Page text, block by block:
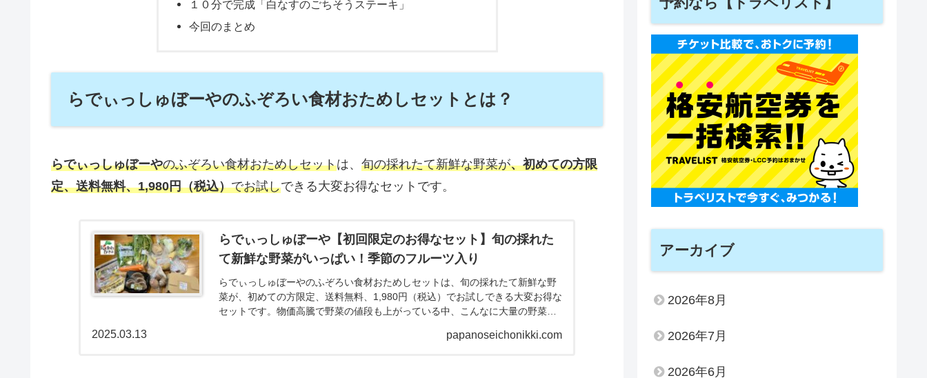
１０分で完成「白なすのごちそうステーキ」
今回のまとめ
らでぃっしゅぼーやのふぞろい食材おためしセットとは？
らでぃっしゅぼーやのふぞろい食材おためしセットは、 旬の採れたて新鮮な野菜が、初めての方限
定、送料無料、1,980円（税込）でお試しできる大変お得なセットです。
らでぃっしゅぼーや【初回限定のお得なセット】旬の採れた
て新鮮な野菜がいっぱい！季節のフルーツ入り
らでぃっしゅぼーやのふぞろい食材おためしセットは、旬の採れたて新鮮な野
菜が、初めての方限定、送料無料、1,980円（税込）でお試しできる大変お得な
セットです。物価高騰で野菜の値段も上がっている中、こんなに大量の野菜・
られてくるので冷蔵庫の空きに気をつけて！おためしセット注文後は、定期縛
papanoseichonikki.com
2025.03.13
アーカイブ
2026年8月
2026年7月
2026年6月